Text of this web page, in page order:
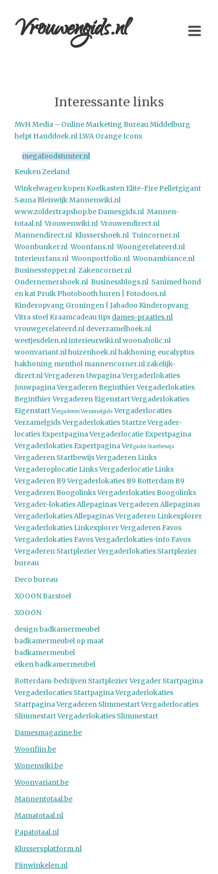
Vrouwengids.nl
Interessante links
MvH Media – Online Marketing BureauMiddelburg
helpt Handdoek.nl LWA Orange Icons
megafoodstunter.nl
Keuken Zeeland
Winkelwagen kopenKoelkasten Elite-FirePelletgigant
Sauna BleiswijkMannenwiki.nl
www.zoldertrapshop.beDamesgids.nl Mannen-
totaal.nl Vrouwenwiki.nl Vrouwendirect.nl
Mannendirect.nl Klussershoek.nl Tuincorner.nl
Woonbunker.nl Woonfans.nl Woongerelateerd.nl
Interieurfans.nl Woonportfolio.nl Woonambiance.nl
Businesstopper.nl Zakencorner.nl
Ondernemershoek.nl Businessblogs.nl Sanimed hond
en katPruikPhotobooth huren | Fotodoos.nl
Kinderopvang Groningen | Jabadoo Kinderopvang
Vitra stoelKraamcadeau tips dames-praatjes.nl
vrouwgerelateerd.nl deverzamelhoek.nl
weetjesdelen.nlinterieurwiki.nlwoonaholic.nl
woonvariant.nlhuizenhoek.nlhakhoning eucalyptus
hakhoning menthol mannencorner.nlzakelijk-
direct.nlVergaderen UwpaginaVergaderlokaties
JouwpaginaVergaderen BeginthierVergaderlokaties
BeginthierVergaderen EigenstartVergaderlokaties
EigenstartVergaderen Verzamelgids Vergaderlocaties
VerzamelgidsVergaderlokaties StartzeVergader-
locaties ExpertpaginaVergaderlocatie Expertpagina
Vergaderlokaties ExpertpaginaVergader Startbewijs
Vergaderen StartbewijsVergaderen Links
Vergaderoplocatie LinksVergaderlocatie Links
Vergaderen B9 Vergaderlokaties B9 Rotterdam B9
Vergaderen BoogolinksVergaderlokaties Boogolinks
Vergader-lokaties AllepaginasVergaderen Allepaginas
Vergaderlokaties AllepaginasVergaderen Linkexplorer
Vergaderlokaties LinkexplorerVergaderen Favos
Vergaderlokaties FavosVergaderlokaties-info Favos
Vergaderen StartplezierVergaderlokaties Startplezier
bureau
Deco bureau
XOOON Barstoel
XOOON
design badkamermeubel
badkamermeubel op maat
badkamermeubel
eiken badkamermeubel
Rotterdam-bedrijven StartplezierVergader Startpagina
Vergaderlocaties StartpaginaVergaderlokaties
StartpaginaVergaderen SlimmestartVergaderlocaties
SlimmestartVergaderlokaties Slimmestart
Damesmagazine.be
Woonfijn.be
Wonenwiki.be
Woonvariant.be
Mannentotaal.be
Mamatotaal.nl
Papatotaal.nl
Klussersplatform.nl
Fijnwinkelen.nl